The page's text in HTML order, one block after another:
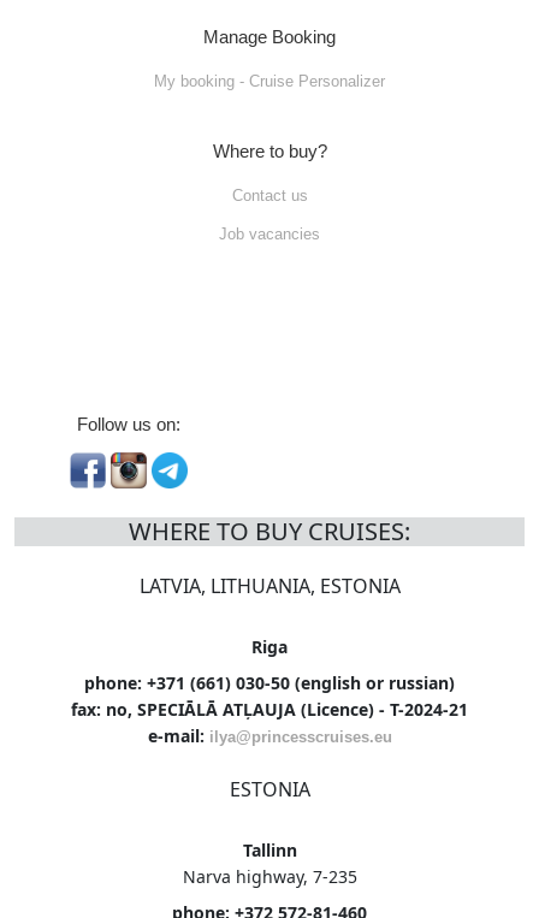
Manage Booking
My booking - Cruise Personalizer
Where to buy?
Contact us
Job vacancies
Follow us on:
WHERE TO BUY CRUISES:
LATVIA, LITHUANIA, ESTONIA
Riga
phone: +371 (661) 030-50 (english or russian)
fax: no, SPECIĀLĀ ATĻAUJA (Licence) - T-2024-21
e-mail: ilya@princesscruises.eu
ESTONIA
Tallinn
Narva highway, 7-235
phone: +372 572-81-460